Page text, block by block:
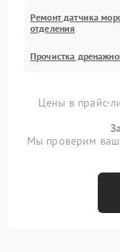
Ремонт датчика
отделения
Прочистка
Цены в прайс-
Мы проверим